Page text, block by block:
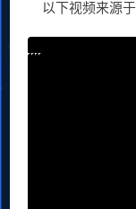
以下视频来源于